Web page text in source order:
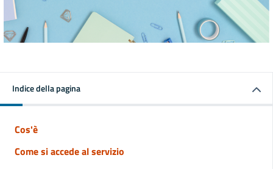
Indice della pagina
Cos'è
Come si accede al servizio